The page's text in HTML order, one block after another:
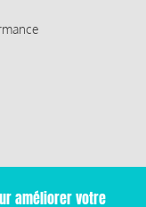
améliorer votre